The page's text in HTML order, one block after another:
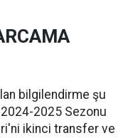
bilgilendirme şu
2025 Sezonu
ikinci transfer ve